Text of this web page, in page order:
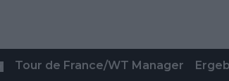
Tour de France/WT Manager